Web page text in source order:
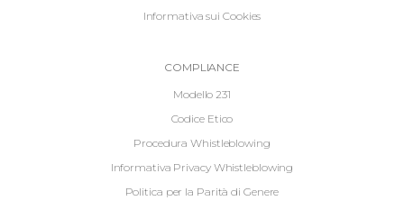
Informativa sui Cookies
InformativeCOMPLIANCE
Modello 231
Codice Etico
Procedura Whistleblowing
Informativa Privacy Whistleblowing
Politica per la Parità di Genere